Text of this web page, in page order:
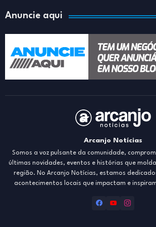
Anuncie aqui
Arcanjo Notícias
Somos a voz pulsante da comunidade,
últimas novidades, eventos e histórias que
região. No Arcanjo Notícias, estamos
acontecimentos locais que impactam e